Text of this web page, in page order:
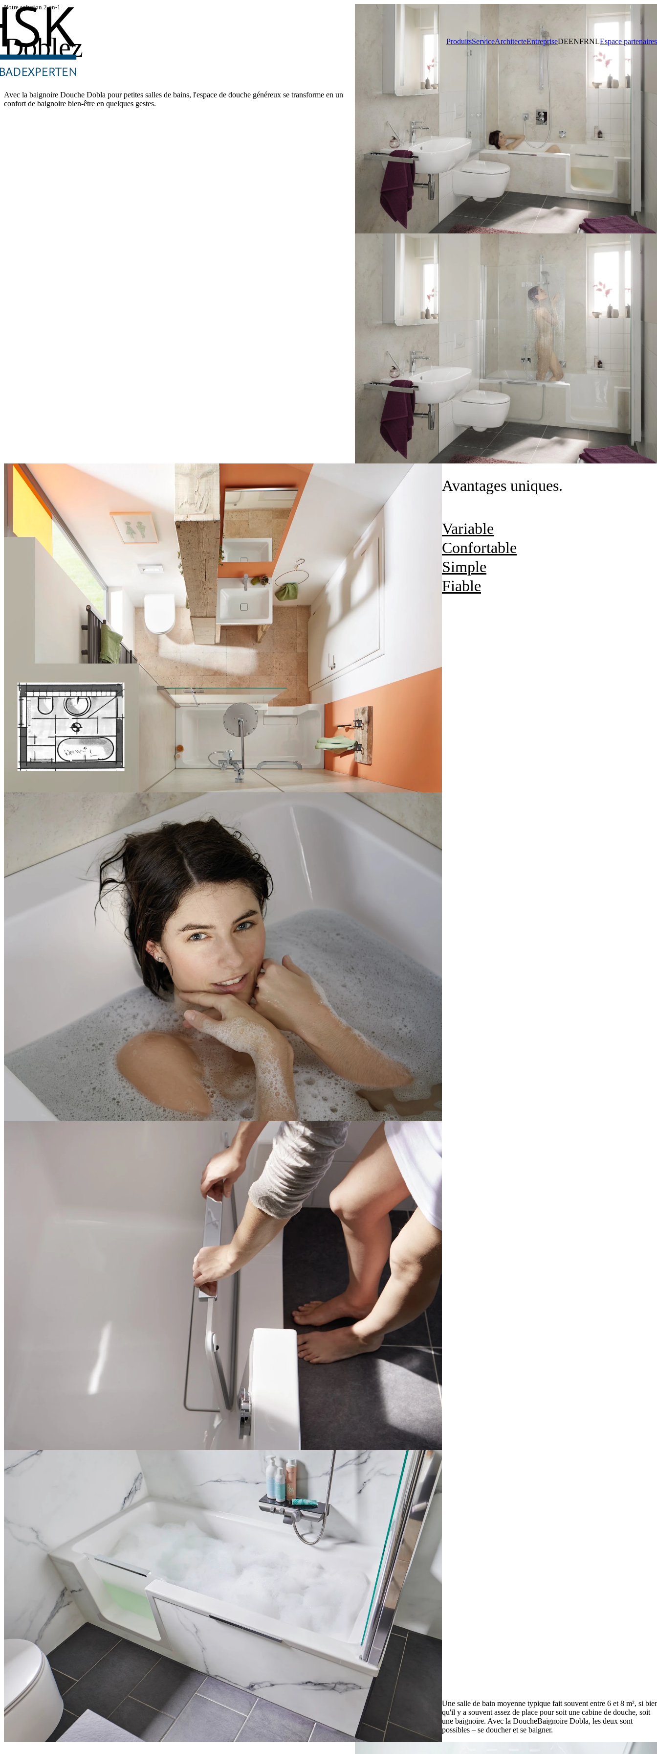
ProduitsServiceArchitecteEntrepriseDEENFRNLEspace partenaires
Notre solution 2-en-1
Doblez
Avec la baignoire Douche Dobla pour petites salles de bains, l'espace de douche généreux se transforme en un
confort de baignoire bien-être en quelques gestes.
Avantages uniques.
Variable
Une salle de bain moyenne typique fait souvent entre 6 et 8 m², si
qu'il y a souvent assez de place pour soit une cabine de douche, soit
une baignoire. Avec la DoucheBaignoire Dobla, les deux sont
possibles – se doucher et se baigner.
Confortable
Simple
Fiable